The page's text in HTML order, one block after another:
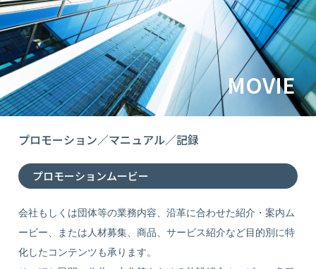
MOVIE
プロモーション／マニュアル／記録
プロモーションムービー
会社もしくは団体等の業務内容、沿革に合わせた紹介・案内ム
ービー、または人材募集、商品、サービス紹介など目的別に特
化したコンテンツも承ります。